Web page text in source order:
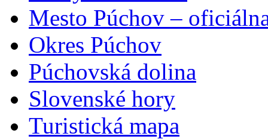
Mesto Púchov –
Okres Púchov
Púchovská dolina
Slovenské hory
Turistická mapa